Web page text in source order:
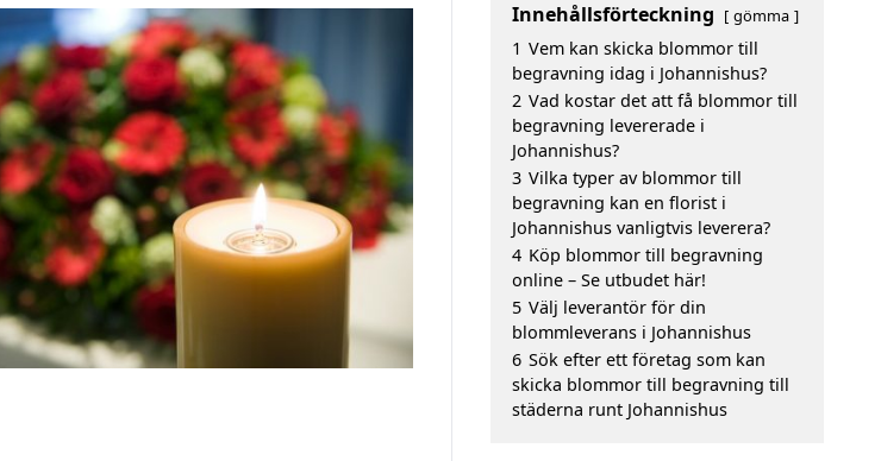
Innehållsförteckning gömma
1 Vem kan skicka blommor till
begravning idag i Johannishus?
2 Vad kostar det att få blommor till
begravning levererade i
Johannishus?
3 Vilka typer av blommor till
begravning kan en florist i
Johannishus vanligtvis leverera?
4 Köp blommor till begravning
online – Se utbudet här!
5 Välj leverantör för din
blommleverans i Johannishus
6 Sök efter ett företag som kan
skicka blommor till begravning till
städerna runt Johannishus